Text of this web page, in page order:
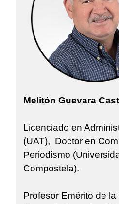
Melitón Guevara
Licenciado en
(UAT), Doctor en
Periodismo
Compostela).
Profesor Emérito de la